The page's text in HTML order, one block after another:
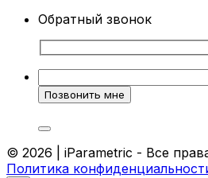
Обратный звонок
© 2026 | iParametric - Все
Политика